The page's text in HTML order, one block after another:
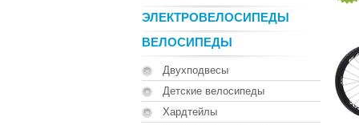
ЭЛЕКТРОВЕЛОСИПЕДЫ
ВЕЛОСИПЕДЫ
Двухподвесы
Детские велосипеды
Хардтейлы